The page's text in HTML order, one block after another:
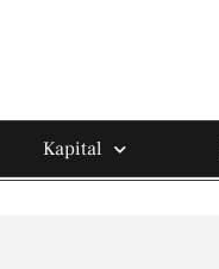
Kapital